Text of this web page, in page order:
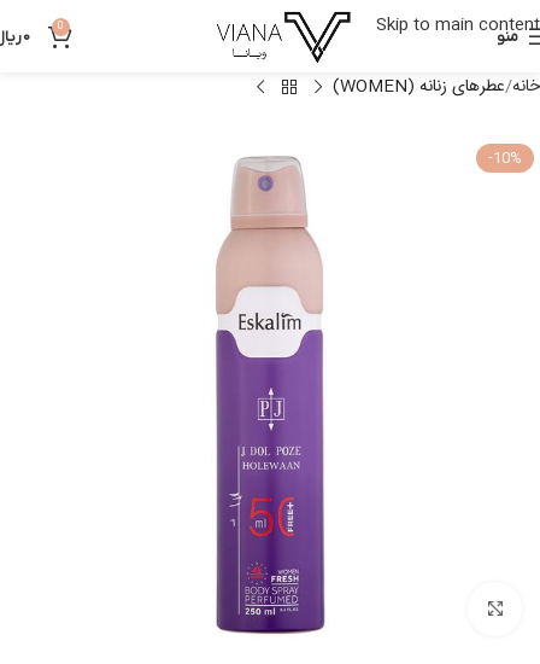
Skip to main content
منو 0
0
خانه عطرهای زنانه (WOMEN)
-10%